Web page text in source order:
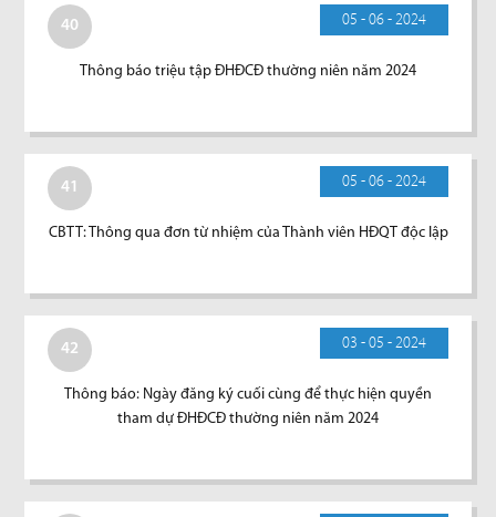
40 05 - 06 - 2024
Thông báo triệu tập ĐHĐCĐ thường niên năm 2024
41 05 - 06 - 2024
CBTT: Thông qua đơn từ nhiệm của Thành viên HĐQT độc lập
42 03 - 05 - 2024
Thông báo: Ngày đăng ký cuối cùng để thực hiện quyền
tham dự ĐHĐCĐ thường niên năm 2024